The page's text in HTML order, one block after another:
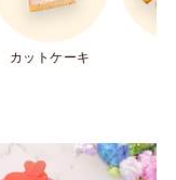
カットケーキ